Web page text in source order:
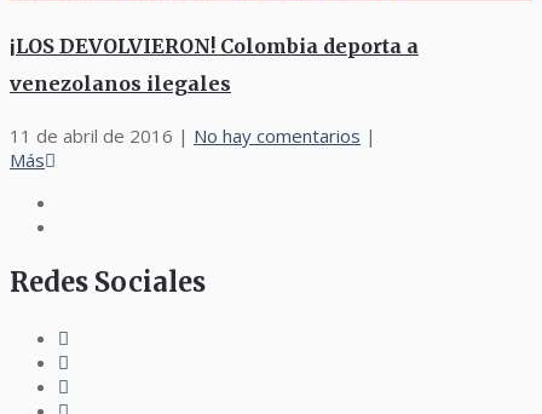
¡LOS DEVOLVIERON! Colombia deporta a
venezolanos ilegales
11 de abril de 2016 | No hay comentarios |
Más
Redes Sociales